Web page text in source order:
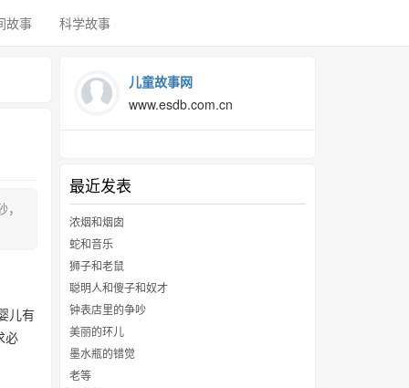
故事 科学故事
儿有
必
儿童故事网
www.esdb.com.cn
最近发表
浓烟和烟囱
蛇和音乐
狮子和老鼠
聪明人和傻子和奴才
钟表店里的争吵
美丽的环儿
墨水瓶的错觉
老等